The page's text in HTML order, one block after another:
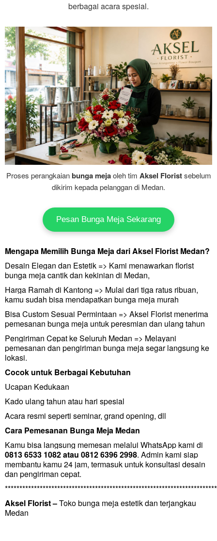
berbagai acara spesial.
Proses perangkaianbunga mejaoleh tim Aksel Floristsebelum
dikirim kepada pelanggan di Medan.
Pesan Bunga Meja Sekarang
Mengapa Memilih Bunga Meja dari Aksel Florist Medan?
Desain Elegan dan Estetik => Kami menawarkan florist
bunga meja cantik dan kekinian di Medan,
Harga Ramah di Kantong => Mulai dari tiga ratus ribuan,
kamu sudah bisa mendapatkan bunga meja murah
Bisa Custom Sesuai Permintaan => Aksel Florist menerima
pemesanan bunga meja untuk peresmian dan ulang tahun
Pengiriman Cepat ke Seluruh Medan => Melayani
pemesanan dan pengiriman bunga meja segar langsung ke
lokasi.
Cocok untuk Berbagai Kebutuhan
Ucapan Kedukaan
Kado ulang tahun atau hari spesial
Acara resmi seperti seminar, grand opening, dll
Cara Pemesanan Bunga Meja Medan
Kamu bisa langsung memesan melalui WhatsApp kami di
0813 6533 1082 atau 0812 6396 2998. Admin kami siap
membantu kamu 24 jam, termasuk untuk konsultasi desain
dan pengiriman cepat.
Aksel Florist –Toko bunga meja estetik dan terjangkau
Medan